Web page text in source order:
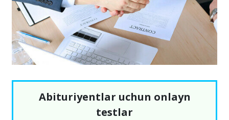
Abituriyentlar uchun onlayn
testlar